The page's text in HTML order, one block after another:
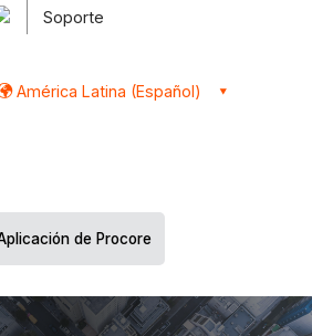
Soporte
América Latina (Español)
de Procore